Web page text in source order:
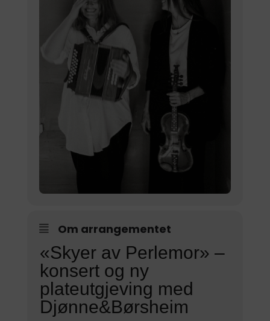
Om arrangementet
«Skyer av Perlemor» –
konsert og ny
plateutgjeving med
Djønne&Børsheim